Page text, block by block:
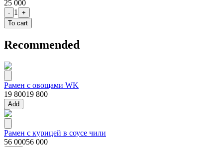
25 000
- 1
+
To cart
Recommended
Рамен с овощами WK
19 80019 800
Add
Рамен с курицей в соусе чили
56 00056 000